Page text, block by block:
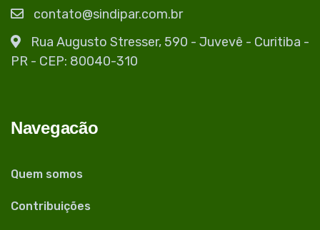
contato@sindipar.com.br
Rua Augusto Stresser, 590 - Juvevê - Curitiba -
PR - CEP: 80040-310
Navegacão
Quem somos
Contribuições